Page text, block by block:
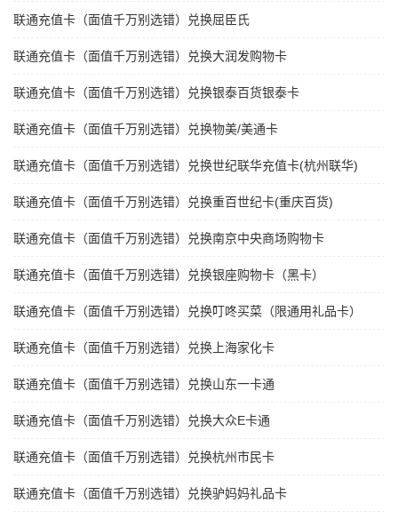
联通充值卡（面值千万别选错）兑换屈臣氏
联通充值卡（面值千万别选错）兑换大润发购物卡
联通充值卡（面值千万别选错）兑换银泰百货银泰卡
联通充值卡（面值千万别选错）兑换物美/美通卡
联通充值卡（面值千万别选错）兑换世纪联华充值卡(杭州联华)
联通充值卡（面值千万别选错）兑换重百世纪卡(重庆百货)
联通充值卡（面值千万别选错）兑换南京中央商场购物卡
联通充值卡（面值千万别选错）兑换银座购物卡（黑卡）
联通充值卡（面值千万别选错）兑换叮咚买菜（限通用礼品卡）
联通充值卡（面值千万别选错）兑换上海家化卡
联通充值卡（面值千万别选错）兑换山东一卡通
联通充值卡（面值千万别选错）兑换大众E卡通
联通充值卡（面值千万别选错）兑换杭州市民卡
联通充值卡（面值千万别选错）兑换驴妈妈礼品卡